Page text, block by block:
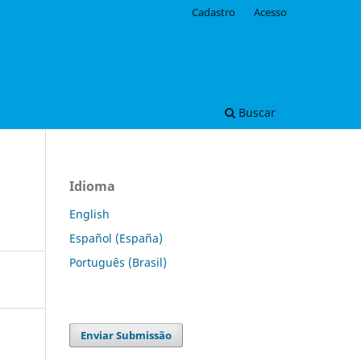
Buscar
Cadastro Acesso
Idioma
English
Español (España)
Português (Brasil)
Enviar Submissão